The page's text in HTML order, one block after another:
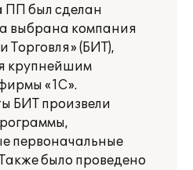
ПП был сделан
выбрана компания
Торговля» (БИТ),
крупнейшим
«1С».
БИТ произвели
первоначальные
было проведено